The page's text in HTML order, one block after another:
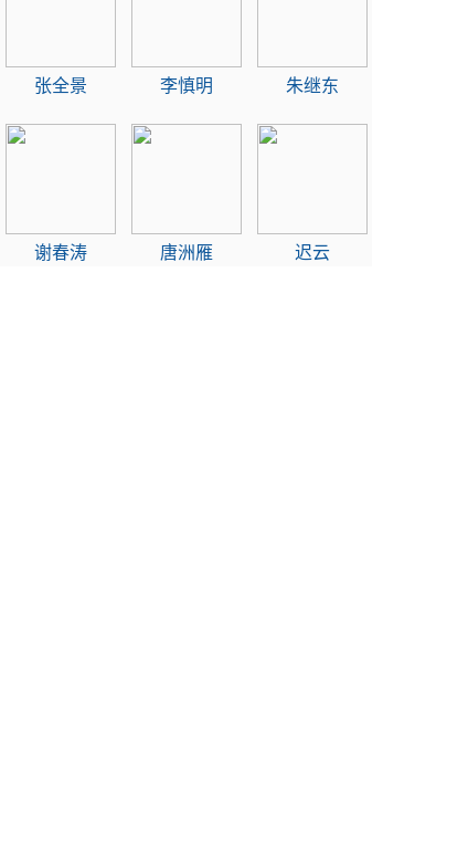
张全景 李慎明 朱继东
谢春涛 唐洲雁 迟云